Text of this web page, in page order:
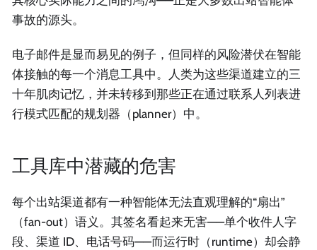
事故的源头。
电子邮件是显而易见的例子，但同样的风险潜伏在智能
体接触的每一个消息工具中。人类为这些渠道建立的三
十年肌肉记忆，并未转移到那些正在通过联系人列表进
行模式匹配的规划器（planner）中。
工具库中潜藏的危害
每个出站渠道都有一种智能体无法直观理解的“扇出”
（fan-out）语义。其签名看起来无害——单个收件人字
段、渠道 ID、电话号码——而运行时（runtime）却会静